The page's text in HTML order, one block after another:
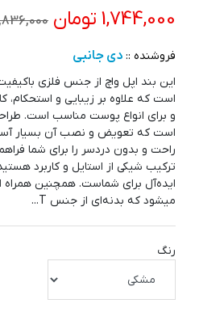
1,744,000 تومان 1,836,000
فروشنده :: دی جانبی
این بند اپل واچ از جنس فلزی
است که علاوه بر زیبایی و
و برای انواع پوست مناسب است.
است که تعویض و نصب آن بسیار
راحت و بدون دردسر را برای شما
ترکیب شیکی از استایل و کاربرد
ایده‌آل برای شماست. همچنین همراه
میشود که بدنه‌ای از جنس T...
رنگ